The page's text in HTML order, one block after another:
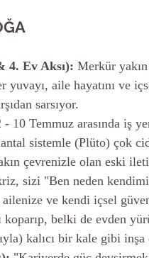
4. Ev Aksı): Merkür
yuvayı, aile hayatını ve
sarsıyor.
- 10 Temmuz arasında iş
sistemle (Plüto) çok
çevrenizle olan eski
sizi "Ben neden
ve kendi içsel
koparıp, belki de evden
kalıcı bir kale gibi inşa